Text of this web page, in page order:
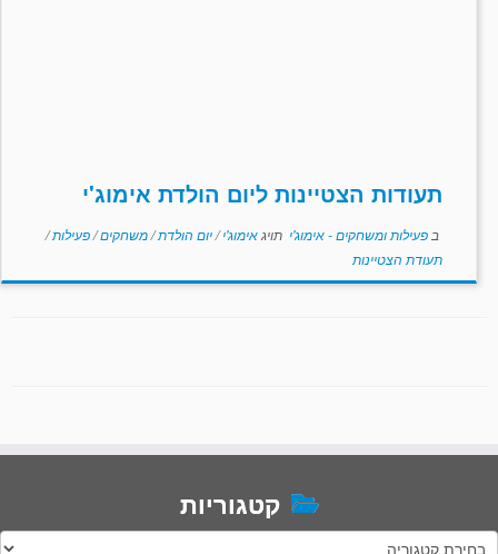
תעודות הצטיינות ליום הולדת אימוג'י
ב פעילות ומשחקים - אימוג'י תויגאימוג'י/יום הולדת/משחקים/פעילות/
תעודת הצטיינות
קטגוריות
קטגוריות